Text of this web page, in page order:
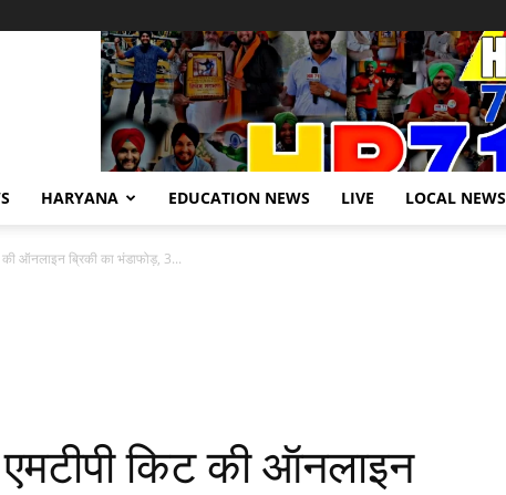
HARYANA EDUCATION NEWS LIVE LOCAL NEWS
की ऑनलाइन ब्रिकी का भंडाफोड़, 3...
एमटीपी किट की ऑनलाइन